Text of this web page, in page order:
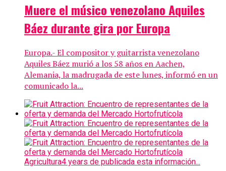
Muere el músico venezolano Aquiles
Báez durante gira por Europa
Europa.- El compositor y guitarrista venezolano
Aquiles Báez murió a los 58 años en Aachen,
Alemania, la madrugada de este lunes, informó en un
comunicado la...
Agricultura4 years de publicada esta información...